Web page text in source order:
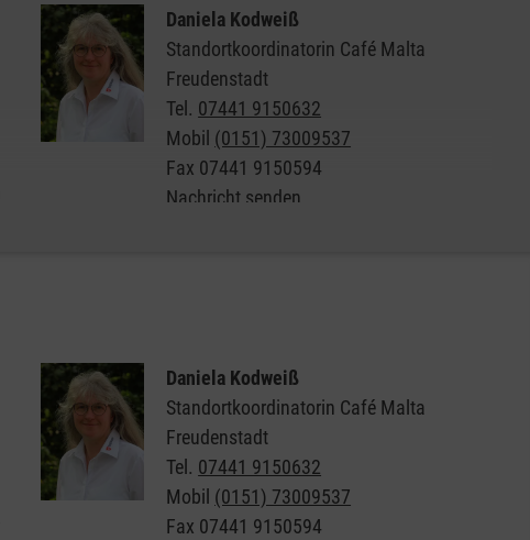
Daniela Kodweiß
Standortkoordinatorin Café Malta
Freudenstadt
Tel. 07441 9150632
Mobil (0151) 73009537
Fax 07441 9150594
Nachricht senden
Hier geht es zur Seite des Café Malta Freudenstadt
Daniela Kodweiß
Standortkoordinatorin Café Malta
Freudenstadt
Tel. 07441 9150632
Mobil (0151) 73009537
Fax 07441 9150594